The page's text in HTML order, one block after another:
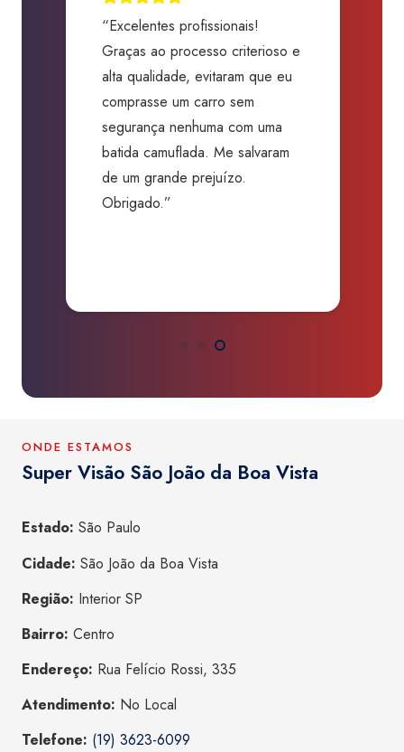
“Excelentes profissionais!
Graças ao processo criterioso e
alta qualidade, evitaram que eu
comprasse um carro sem
segurança nenhuma com uma
batida camuflada. Me salvaram
de um grande prejuízo.
Obrigado.”
ONDE ESTAMOS
Super Visão São João da Boa Vista
Estado: São Paulo
Cidade: São João da Boa Vista
Região: Interior SP
Bairro: Centro
Endereço: Rua Felício Rossi, 335
Atendimento: No Local
Telefone: (19) 3623-6099